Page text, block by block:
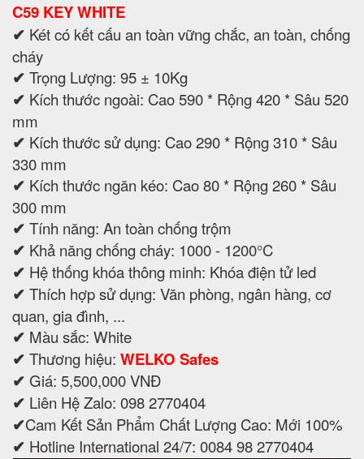
C59 KEY WHITE
✔ Két có kết cấu an toàn vững chắc, an toàn, chống
cháy
✔ Trọng Lượng: 95 ± 10Kg
✔ Kích thước ngoài: Cao 590 * Rộng 420 * Sâu 520
mm
✔ Kích thước sử dụng: Cao 290 * Rộng 310 * Sâu
330 mm
✔ Kích thước ngăn kéo: Cao 80 * Rộng 260 * Sâu
300 mm
✔ Tính năng: An toàn chống trộm
✔ Khả năng chống cháy: 1000 - 1200°C
✔ Hệ thống khóa thông minh: Khóa điện tử led
✔ Thích hợp sử dụng: Văn phòng, ngân hàng, cơ
quan, gia đình, ...
✔ Màu sắc: White
✔ Thương hiệu: WELKO Safes
✔ Giá: 5,500,000 VNĐ
✔ Liên Hệ Zalo: 098 2770404
✔Cam Kết Sản Phẩm Chất Lượng Cao: Mới 100%
✔ Hotline International 24/7: 0084 98 2770404